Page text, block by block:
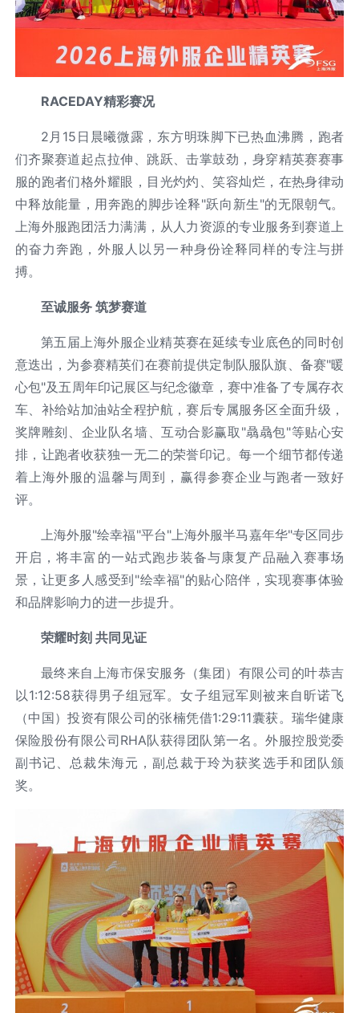
RACEDAY精彩赛况
2月15日晨曦微露，东方明珠脚下已热血沸腾，跑者
们齐聚赛道起点拉伸、跳跃、击掌鼓劲，身穿精英赛赛事
服的跑者们格外耀眼，目光灼灼、笑容灿烂，在热身律动
中释放能量，用奔跑的脚步诠释"跃向新生"的无限朝气。
上海外服跑团活力满满，从人力资源的专业服务到赛道上
的奋力奔跑，外服人以另一种身份诠释同样的专注与拼
搏。
至诚服务 筑梦赛道
第五届上海外服企业精英赛在延续专业底色的同时创
意迭出，为参赛精英们在赛前提供定制队服队旗、备赛"暖
心包"及五周年印记展区与纪念徽章，赛中准备了专属存衣
车、补给站加油站全程护航，赛后专属服务区全面升级，
奖牌雕刻、企业队名墙、互动合影赢取"骉骉包"等贴心安
排，让跑者收获独一无二的荣誉印记。每一个细节都传递
着上海外服的温馨与周到，赢得参赛企业与跑者一致好
评。
上海外服"绘幸福"平台"上海外服半马嘉年华"专区同步
开启，将丰富的一站式跑步装备与康复产品融入赛事场
景，让更多人感受到"绘幸福"的贴心陪伴，实现赛事体验
和品牌影响力的进一步提升。
荣耀时刻 共同见证
最终来自上海市保安服务（集团）有限公司的叶恭吉
以1:12:58获得男子组冠军。女子组冠军则被来自昕诺飞
（中国）投资有限公司的张楠凭借1:29:11囊获。瑞华健康
保险股份有限公司RHA队获得团队第一名。外服控股党委
副书记、总裁朱海元，副总裁于玲为获奖选手和团队颁
奖。